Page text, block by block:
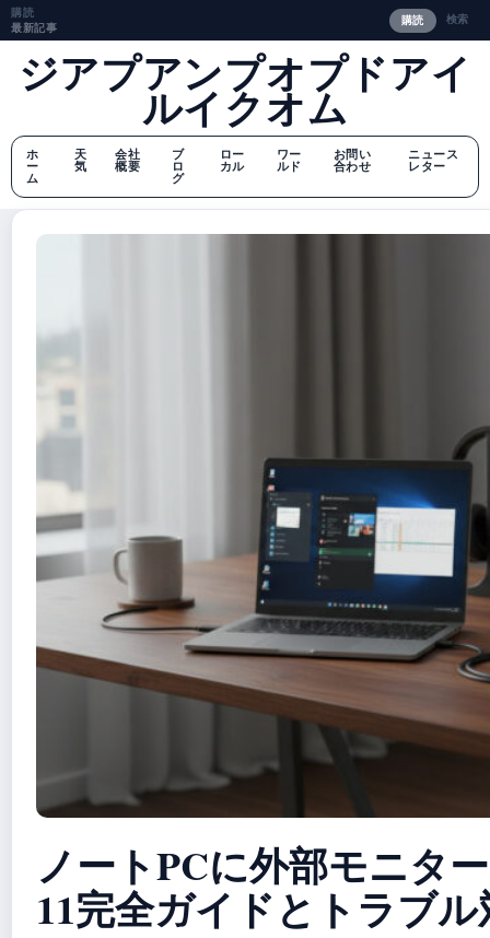
購読
最新記事
購読 検索
ジアプアンプオプドアイ
ルイクオム
ホ
ー
ム
天
気
会社
概要
ブ
ロ
グ
ロー
カル
ワー
ルド
お問い
合わせ
ニュース
レター
ノートPCに外部モニタ
11完全ガイドとトラブル